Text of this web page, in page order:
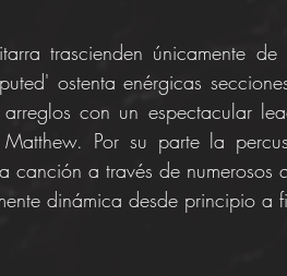
trascienden únicamente
ostenta enérgicas
con un espectacular
Por su parte la
canción a través de
dinámica desde principio a